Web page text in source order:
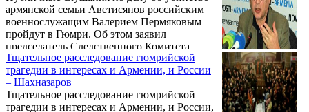
учебу. Здесь познакомилась с Арменом
Аветисяном и вышла замуж.
армянской семьи Аветисянов российским
военнослужащим Валерием Пермяковым
пройдут в Гюмри. Об этом заявил
председатель Следственного Комитета
России Александр Бастрыкин во вторник,
20 января, после встречи с президентом
Армении Сержем Саргсяном.
Тщательное расследование гюмрийской
трагедии в интересах и Армении, и России
– Шахназаров
Тщательное расследование гюмрийской
трагедии в интересах и Армении, и России,